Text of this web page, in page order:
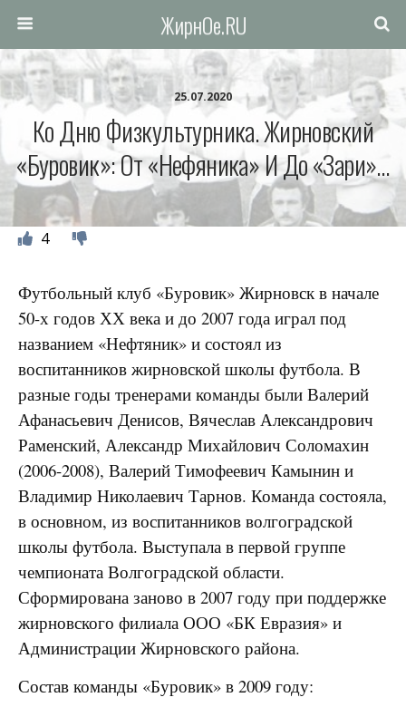
ЖирнОе.RU
25.07.2020
Ко Дню Физкультурника. Жирновский
«Буровик»: От «Нефяника» И До «Зари»…
4
Футбольный клуб «Буровик» Жирновск в начале
50-х годов ХХ века и до 2007 года играл под
названием «Нефтяник» и состоял из
воспитанников жирновской школы футбола. В
разные годы тренерами команды были Валерий
Афанасьевич Денисов, Вячеслав Александрович
Раменский, Александр Михайлович Соломахин
(2006-2008), Валерий Тимофеевич Камынин и
Владимир Николаевич Тарнов. Команда состояла,
в основном, из воспитанников волгоградской
школы футбола. Выступала в первой группе
чемпионата Волгоградской области.
Сформирована заново в 2007 году при поддержке
жирновского филиала ООО «БК Евразия» и
Администрации Жирновского района.
Состав команды «Буровик» в 2009 году: